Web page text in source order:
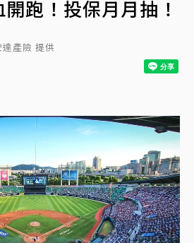
跑！投保月月抽！
產險 提供